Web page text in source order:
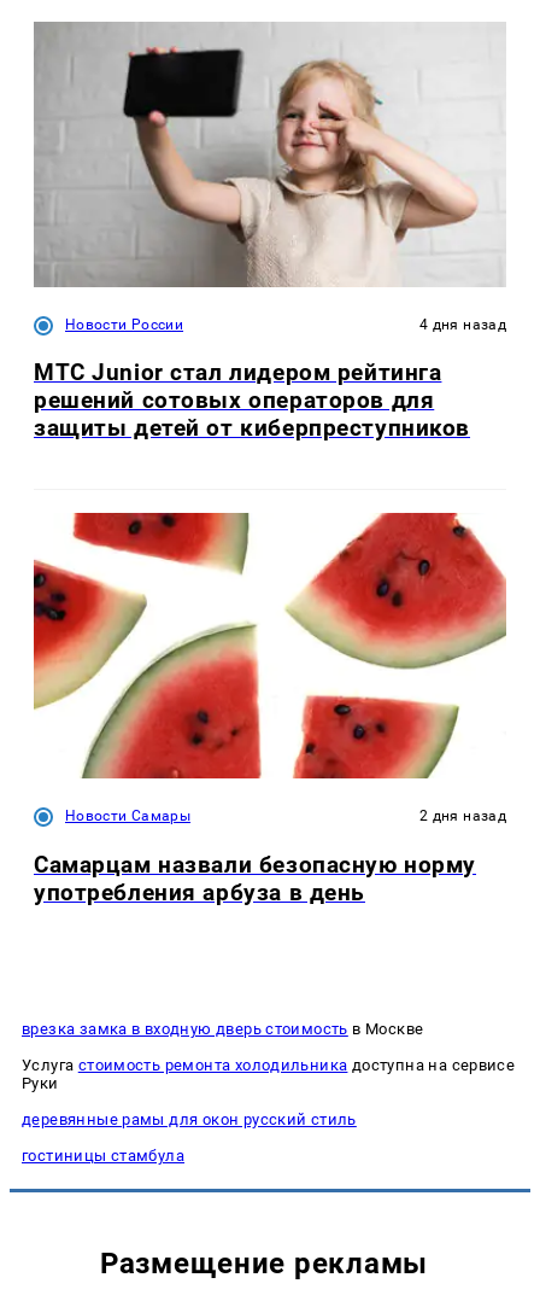
Новости России 4 дня назад
МТС Junior стал лидером рейтинга
решений сотовых операторов для
защиты детей от киберпреступников
Новости Самары 2 дня назад
Самарцам назвали безопасную норму
употребления арбуза в день
врезка замка в входную дверь стоимость в Москве
Услуга стоимость ремонта холодильника доступна на сервисе
Руки
деревянные рамы для окон русский стиль
гостиницы стамбула
Размещение рекламы